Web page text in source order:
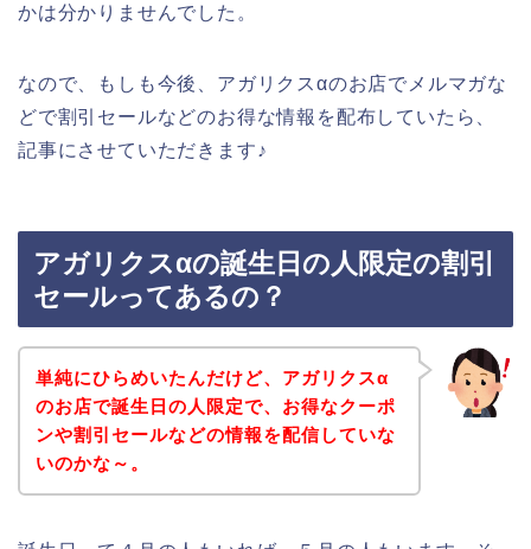
かは分かりませんでした。
なので、もしも今後、アガリクスαのお店でメルマガな
どで割引セールなどのお得な情報を配布していたら、
記事にさせていただきます♪
アガリクスαの誕生日の人限定の割引
セールってあるの？
単純にひらめいたんだけど、アガリクスα
のお店で誕生日の人限定で、お得なクーポ
ンや割引セールなどの情報を配信していな
いのかな～。